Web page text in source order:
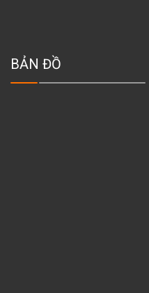
BẢN ĐỒ